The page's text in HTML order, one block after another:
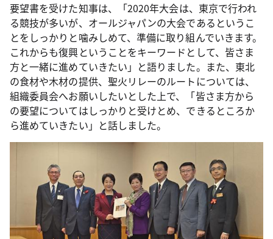
要望書を受けた知事は、「2020年大会は、東京で行われ
る競技が多いが、オールジャパンの大会であるというこ
とをしっかりと噛みしめて、準備に取り組んでいきます。
これからも復興ということをキーワードとして、皆さま
方と一緒に進めていきたい」と語りました。また、東北
の食材や木材の提供、聖火リレーのルートについては、
組織委員会へお願いしたいとした上で、「皆さま方から
の要望についてはしっかりと受けとめ、できるところか
ら進めていきたい」と話しました。